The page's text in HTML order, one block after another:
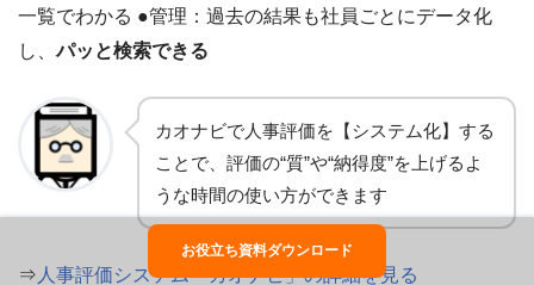
一覧でわかる ●管理：過去の結果も社員ごとにデータ化
し、パッと検索できる
カオナビで人事評価を【システム化】する
ことで、評価の“質”や“納得度”を上げるよ
うな時間の使い方ができます
⇒ 人事評価システム「カオナビ」の詳細を見る
お役立ち資料ダウンロード